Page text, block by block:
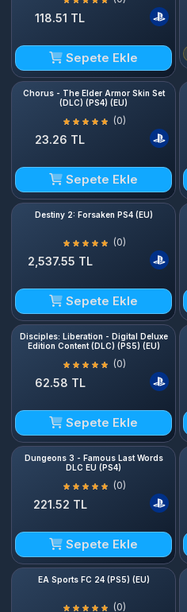
118.51 TL
Sepete Ekle
Chorus - The Elder Armor Skin Set
(DLC) (PS4) (EU)
(0)
23.26 TL
Sepete Ekle
Destiny 2: Forsaken PS4 (EU)
(0)
2,537.55 TL
Sepete Ekle
Disciples: Liberation - Digital Deluxe
Edition Content (DLC) (PS5) (EU)
(0)
62.58 TL
Sepete Ekle
Dungeons 3 - Famous Last Words
DLC EU (PS4)
(0)
221.52 TL
Sepete Ekle
EA Sports FC 24 (PS5) (EU)
(0)